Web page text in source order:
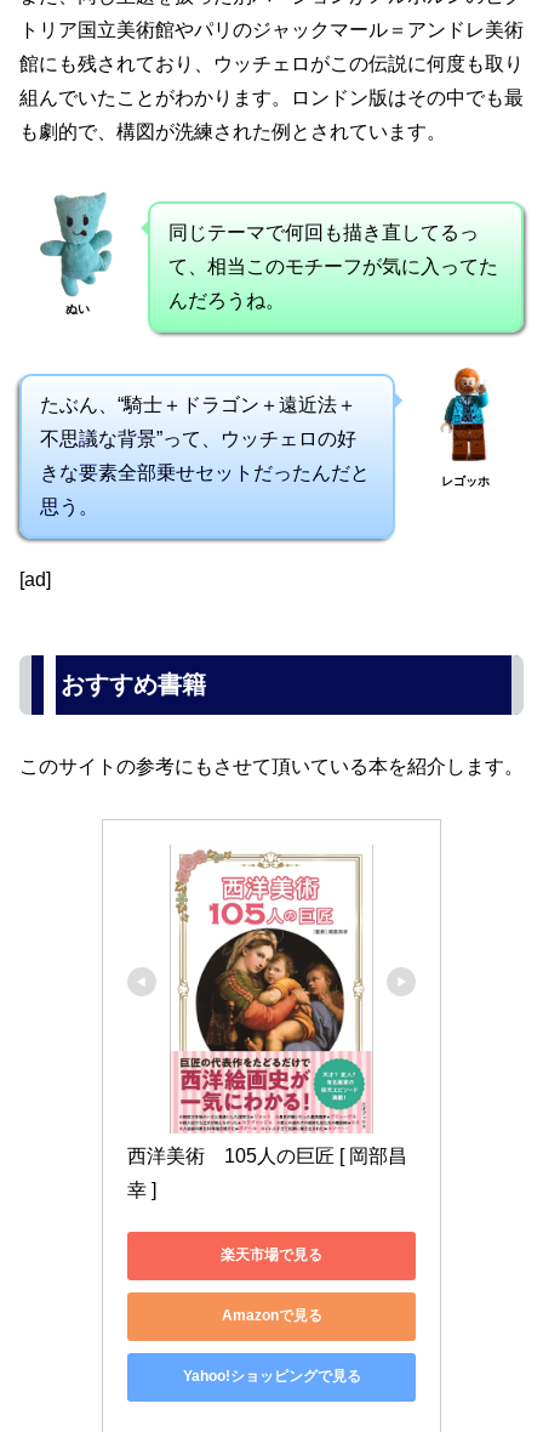
トリア国立美術館やパリのジャックマール＝アンドレ美術
館にも残されており、ウッチェロがこの伝説に何度も取り
組んでいたことがわかります。ロンドン版はその中でも最
も劇的で、構図が洗練された例とされています。
ぬい
同じテーマで何回も描き直してるっ
て、相当このモチーフが気に入ってた
んだろうね。
たぶん、“騎士＋ドラゴン＋遠近法＋
不思議な背景”って、ウッチェロの好
きな要素全部乗せセットだったんだと
思う。
レゴッホ
[ad]
おすすめ書籍
このサイトの参考にもさせて頂いている本を紹介します。
西洋美術　105人の巨匠 [ 岡部昌
幸 ]
楽天市場で見る
Amazonで見る
Yahoo!ショッピングで見る